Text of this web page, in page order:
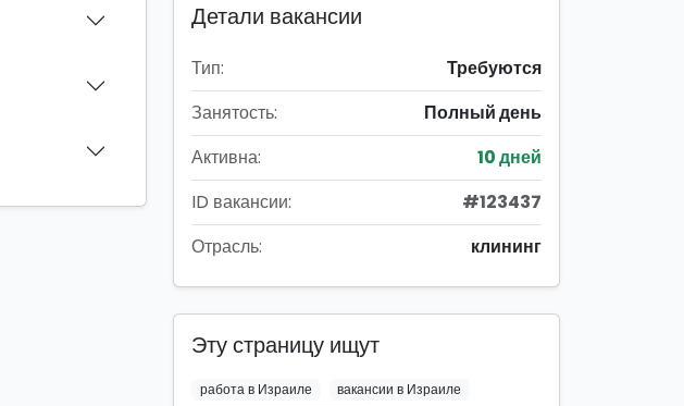
Детали вакансии
Тип:
Требуются
Занятость:
Полный день
Активна:
10 дней
ID вакансии:
#123437
Отрасль:
клининг
Эту страницу ищут
работа в Израиле
вакансии в Израиле